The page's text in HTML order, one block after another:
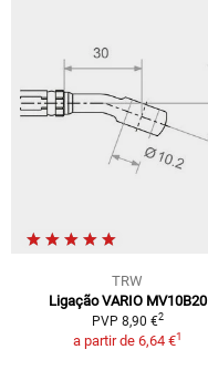
TRW
Ligação VARIO MV10B20
PVP 8,90 €2
a partir de 6,64 €1